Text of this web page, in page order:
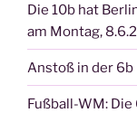
Die 10b hat
am Montag,
Anstoß in der 6b
Fußball-WM: